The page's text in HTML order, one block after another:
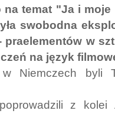
na temat "Ja i moje
swobodna
w
na język
w Niemczech byli
z kolei